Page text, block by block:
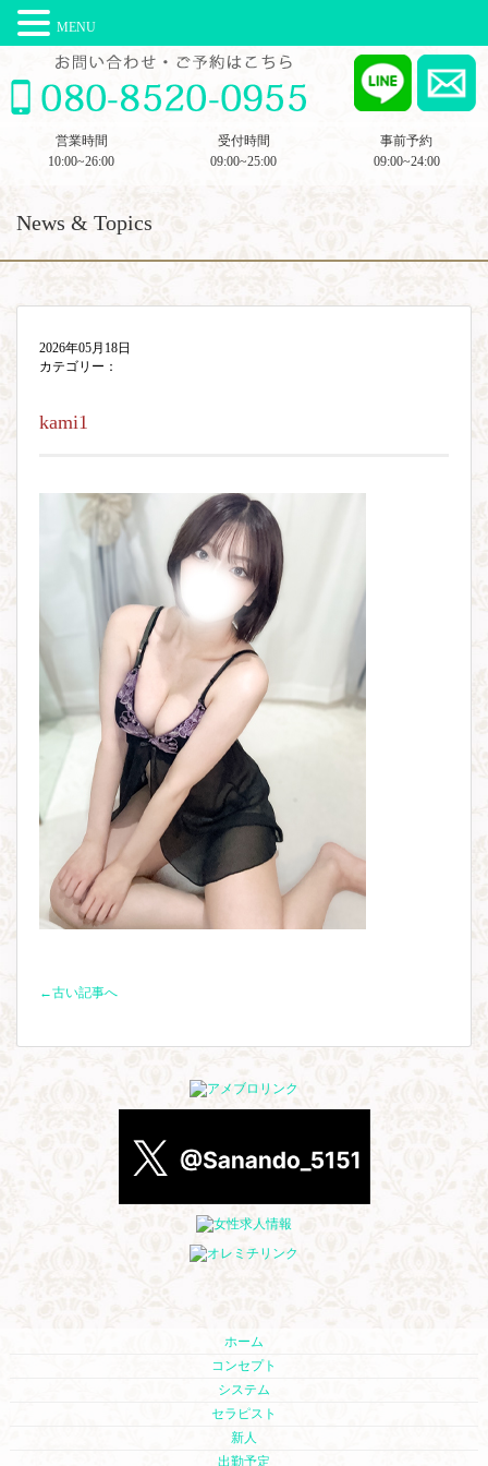
営業時間
10:00~26:00
受付時間
09:00~25:00
事前予約
09:00~24:00
News & Topics
2026年05月18日
カテゴリー：
kami1
←古い記事へ
ホーム
コンセプト
システム
セラピスト
新人
出勤予定
MENU